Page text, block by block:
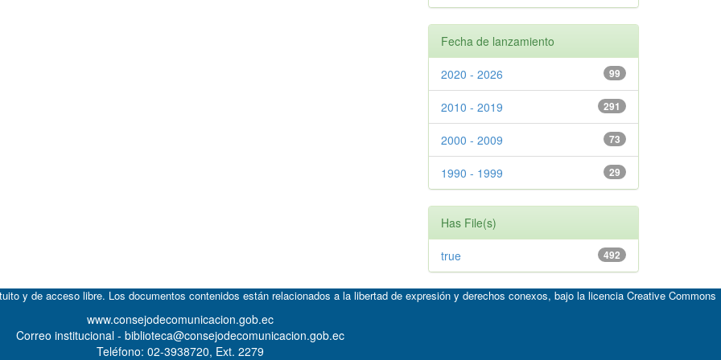
Fecha de lanzamiento
99
2020 - 2026
291
2010 - 2019
73
2000 - 2009
29
1990 - 1999
Has File(s)
492
true
y de acceso libre. Los documentos contenidos están relacionados a la libertad de expresión y derechos conexos, bajo la licencia Creative Commons
www.consejodecomunicacion.gob.ec
Correo institucional - biblioteca@consejodecomunicacion.gob.ec
Teléfono: 02-3938720, Ext. 2279